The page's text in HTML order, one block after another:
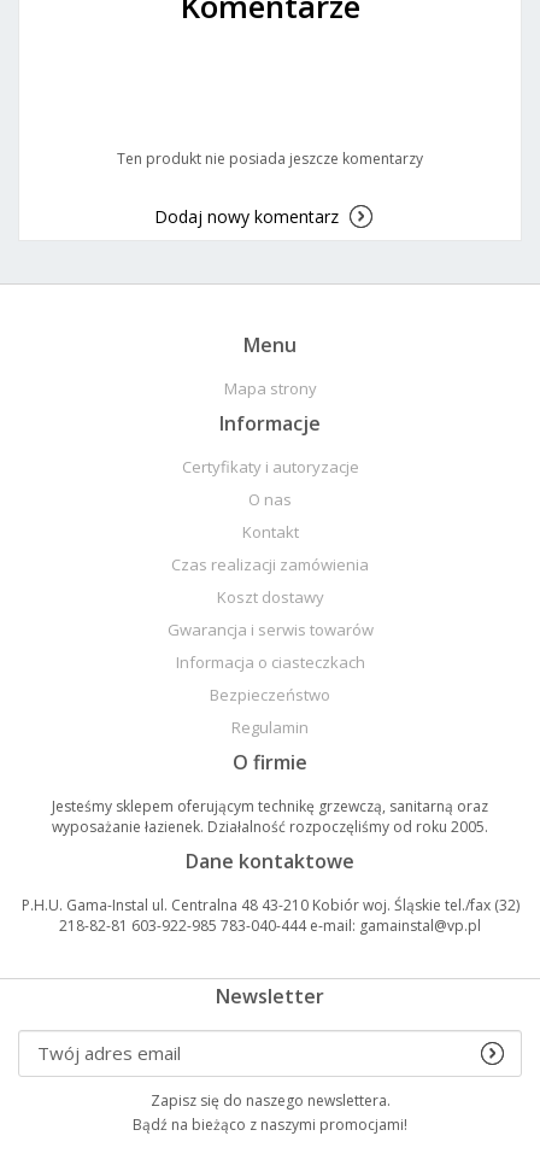
Ten produkt nie posiada jeszcze komentarzy
Dodaj nowy komentarz
Menu
Mapa strony
Informacje
Certyfikaty i autoryzacje
O nas
Kontakt
Czas realizacji zamówienia
Koszt dostawy
Gwarancja i serwis towarów
Informacja o ciasteczkach
Bezpieczeństwo
Regulamin
O firmie
Jesteśmy sklepem oferującym technikę grzewczą, sanitarną oraz
wyposażanie łazienek. Działalność rozpoczęliśmy od roku 2005.
Dane kontaktowe
P.H.U. Gama-Instal ul. Centralna 48 43-210 Kobiór woj. Śląskie tel./fax (32)
218-82-81 603-922-985 783-040-444 e-mail: gamainstal@vp.pl
Newsletter
Zapisz się do naszego newslettera.
Bądź na bieżąco z naszymi promocjami!